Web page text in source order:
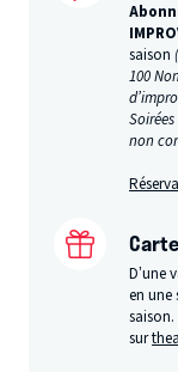
saison
100
non
D’une
en
sur